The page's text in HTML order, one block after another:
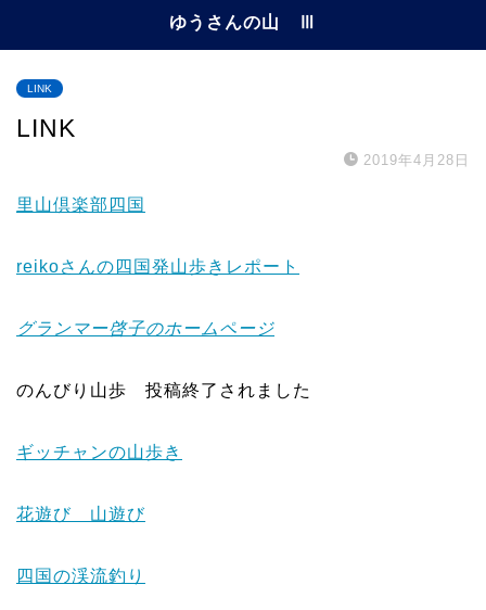
ゆうさんの山 Ⅲ
LINK
LINK
2019年4月28日
里山倶楽部四国
reikoさんの四国発山歩きレポート
グランマー啓子のホームページ
のんびり山歩 投稿終了されました
ギッチャンの山歩き
花遊び 山遊び
四国の渓流釣り